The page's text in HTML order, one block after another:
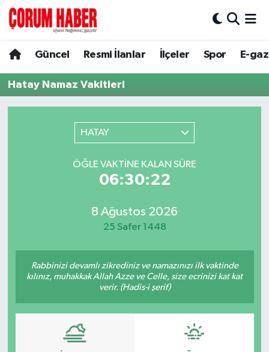
Güncel Resmi İlanlar İlçeler Spor E-
Hatay Namaz Vakitleri
HATAY
ÖĞLE VAKTINE KALAN SÜRE
06:30:22
8 Ağustos 2026
25 Safer 1448
Rabbinizi devamlı zikrediniz ve namazınızı ilk vaktinde
kılınız, muhakkak Allah Azze ve Celle, size ecrinizi kat kat
verir. (Hadis-i şerif)
Spor
Resmi İlanlar
İskilip
Hava Durumu
Çorum Namaz Vakitleri
Trafik Durumu
Süper Lig Puan Durumu ve Fikstür
Son Dakika Haberleri
Haber Arşivi